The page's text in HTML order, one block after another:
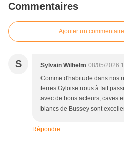
Commentaires
Ajouter un commentaire
S Sylvain Wilhelm 08/05/2026
Comme d'habitude dans nos
terres Gyloise nous à fait
avec de bons acteurs, caves
blancs de Bussey sont
Répondre